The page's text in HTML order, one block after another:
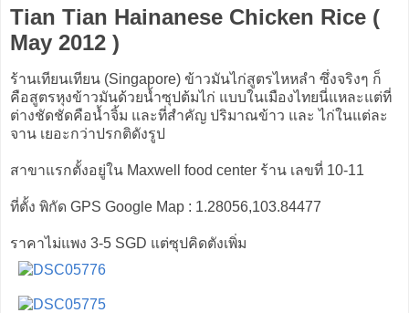
Tian Tian Hainanese Chicken Rice (
May 2012 )
ร้านเทียนเทียน (Singapore) ข้าวมันไก่สูตรไหหลำ ซึ่งจริงๆ ก็
คือสูตรหุงข้าวมันด้วยน้ำซุปต้มไก่ แบบในเมืองไทยนี่แหละแต่ที่
ต่างชัดชัดคือน้ำจิ้ม และที่สำคัญ ปริมาณข้าว และ ไก่ในแต่ละ
จาน เยอะกว่าปรกติดังรูป
สาขาแรกตั้งอยู่ใน Maxwell food center ร้าน เลขที่ 10-11
ที่ตั้ง พิกัด GPS Google Map : 1.28056,103.84477
ราคาไม่แพง 3-5 SGD แต่ซุปคิดตังเพิ่ม